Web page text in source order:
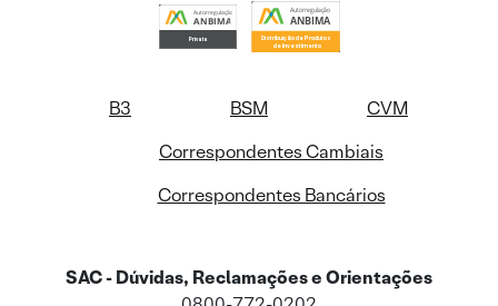
B3 BSM
CVM
Correspondentes Cambiais
Correspondentes Bancários
SAC - Dúvidas, Reclamações e Orientações